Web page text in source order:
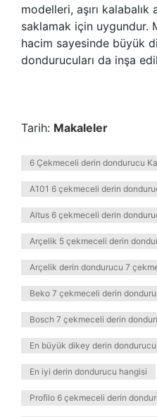
modelleri, aşırı
saklamak için uygundur.
hacim sayesinde büyük
dondurucuları da inşa
Tarih: Makaleler
6 Çekmeceli derin dondurucu
A101 6 çekmeceli derin
Altus 6 çekmeceli derin
Arçelik 5 çekmeceli derin
Arçelik derin dondurucu 7
Beko 7 çekmeceli derin
Bosch 7 çekmeceli derin
En büyük dikey derin
En iyi derin dondurucu hangisi
Profilo 6 çekmeceli derin